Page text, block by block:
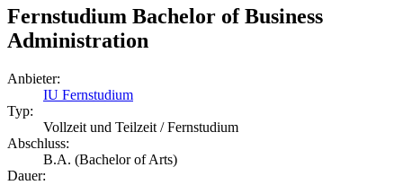
Fernstudium Bachelor of Business
Administration
Anbieter:
IU Fernstudium
Typ:
Vollzeit und Teilzeit / Fernstudium
Abschluss:
B.A. (Bachelor of Arts)
Dauer: